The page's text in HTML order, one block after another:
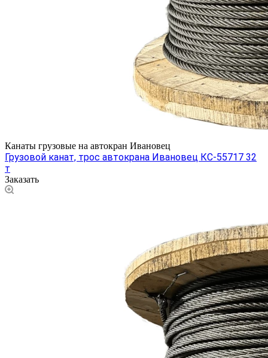
Канаты грузовые на автокран Ивановец
Грузовой канат, трос автокрана Ивановец КС-55717 32
т
Заказать